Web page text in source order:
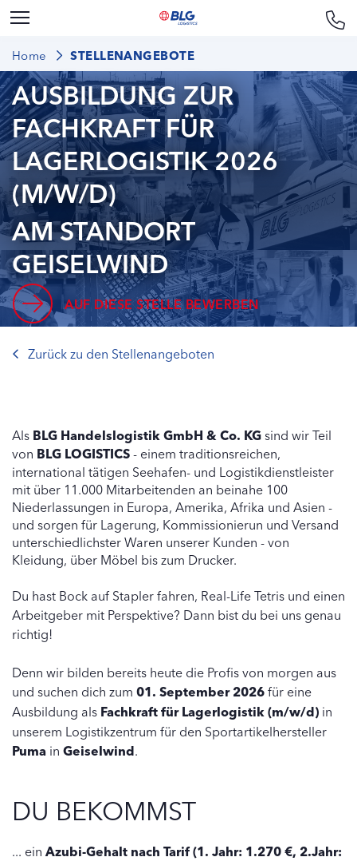
Home STELLENANGEBOTE
AUSBILDUNG ZUR
FACHKRAFT FÜR
LAGERLOGISTIK 2026
(M/W/D)
AM STANDORT
GEISELWIND
AUF DIESE STELLE BEWERBEN
Zurück zu den Stellenangeboten
Als BLG Handelslogistik GmbH & Co. KGsind wir Teil
von BLG LOGISTICS- einem traditionsreichen,
international tätigen Seehafen- und Logistikdienstleister
mit über 11.000 Mitarbeitenden an beinahe 100
Niederlassungen in Europa, Amerika, Afrika und Asien -
und sorgen für Lagerung, Kommissionierun und Versand
unterschiedlichster Waren unserer Kunden - von
Kleidung, über Möbel bis zum Drucker.
Du hast Bock auf Stapler fahren, Real-Life Tetris und einen
Arbeitgeber mit Perspektive? Dann bist du bei uns genau
richtig!
Denn wir bilden bereits heute die Profis von morgen aus
und suchen dich zum 01. September 2026für eine
Ausbildung als Fachkraft für Lagerlogistik (m/w/d) in
unserem Logistikzentrum für den Sportartikelhersteller
Puma in Geiselwind.
DU BEKOMMST
... ein Azubi-Gehalt nach Tarif(1. Jahr: 1.270 €, 2.Jahr: